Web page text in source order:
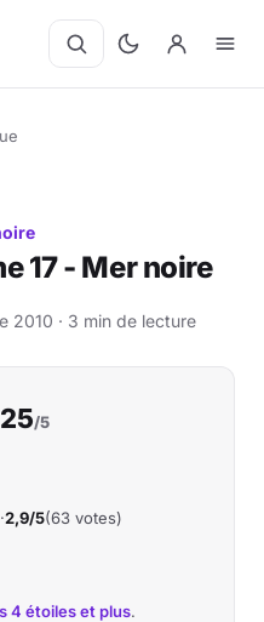
17 - Mer noire
2010 · 3 min de lecture
note :
/5
2,9/5(63 votes)
4 étoiles et plus.